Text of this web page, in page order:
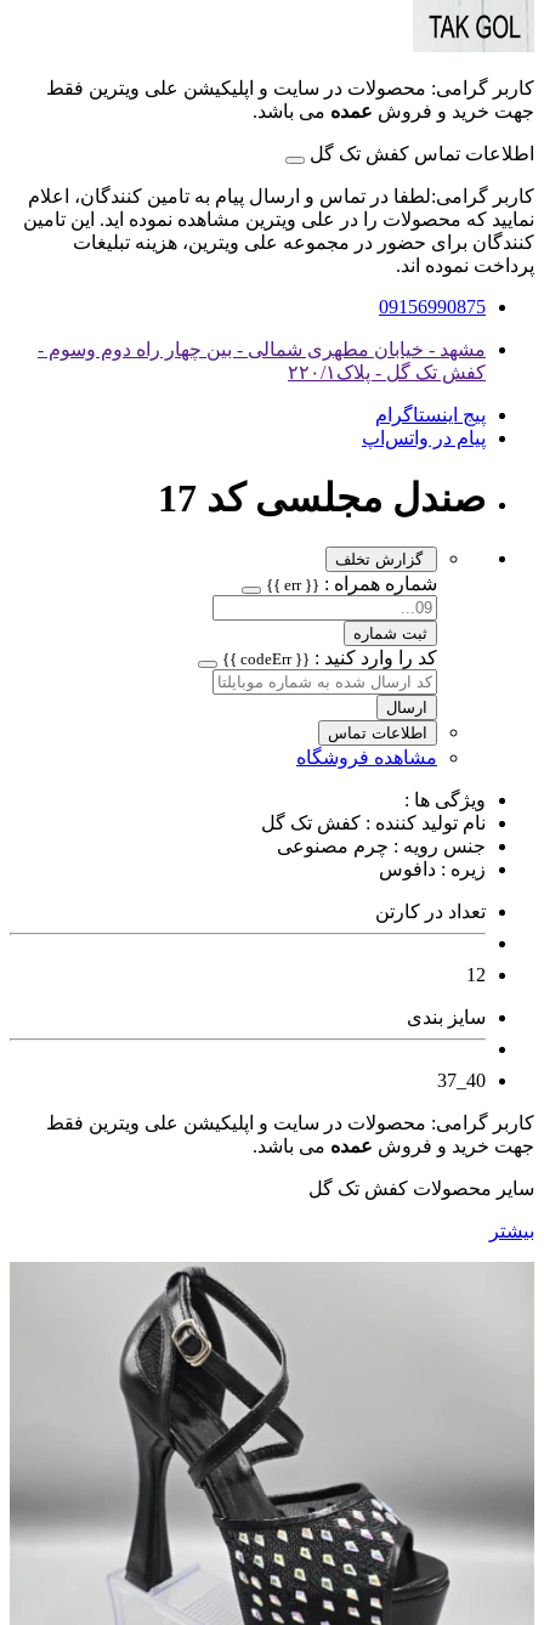
کاربر گرامی: محصولات در سایت و اپلیکیشن علی ویترین فقط
جهت خرید و فروش عمده می باشد.
اطلاعات تماس کفش تک گل
کاربر گرامی:لطفا در تماس و ارسال پیام به تامین کنندگان، اعلام
نمایید که محصولات را در علی ویترین مشاهده نموده اید. این تامین
کنندگان برای حضور در مجموعه علی ویترین، هزینه تبلیغات
پرداخت نموده اند.
09156990875
مشهد - خیابان مطهری شمالی - بین چهار راه دوم وسوم -
کفش تک گل - پلاک۲۲۰/۱
پیج اینستاگرام
پیام در واتس‌اپ
صندل مجلسی کد 17
گزارش تخلف
شماره همراه : {{ err }}
ثبت شماره
کد را وارد کنید : {{ codeErr }}
ارسال
اطلاعات تماس
مشاهده فروشگاه
ویژگی ها :
نام تولید کننده : کفش تک گل
جنس رویه : چرم مصنوعی
زیره : دافوس
تعداد در کارتن
12
سایز بندی
40_37
کاربر گرامی: محصولات در سایت و اپلیکیشن علی ویترین فقط
جهت خرید و فروش عمده می باشد.
سایر محصولات کفش تک گل
بیشتر